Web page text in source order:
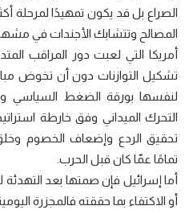
الصراع بل قد يكون تمهيدًا لمرحلة
المصالح وتتشابك الأجندات في
أمريكا التي لعبت دور المراقب
تشكيل التوازنات دون أن تخوض
لنفسها بورقة الضغط السياسي
التحرك الميداني وفق خارطة
تحقيق الردع وإضعاف الخصوم
تمامًا عمّا كان قبل الحرب.
أما إسرائيل فإن صمتها بعد
أو الاكتفاء بما حققته فالمجزرة